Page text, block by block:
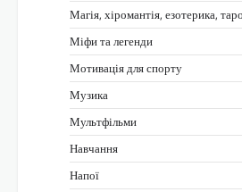
Магія, хіромантія, езотерика,
Міфи та легенди
Мотивація для спорту
Музика
Мультфільми
Навчання
Напої